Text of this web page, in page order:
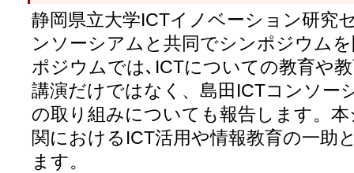
静岡県立大学ICTイノベーション研究
ンソーシアムと共同でシンポジウム
ポジウムでは､ICTについての教育や
講演だけではなく、島田ICTコンソー
の取り組みについても報告します。
関におけるICT活用や情報教育の一助
ます。